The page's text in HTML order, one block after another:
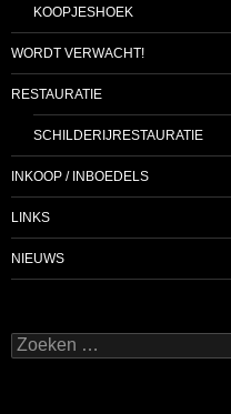
KOOPJESHOEK
WORDT VERWACHT!
RESTAURATIE
SCHILDERIJRESTAURATIE
INKOOP / INBOEDELS
LINKS
NIEUWS
Zoeken
naar: